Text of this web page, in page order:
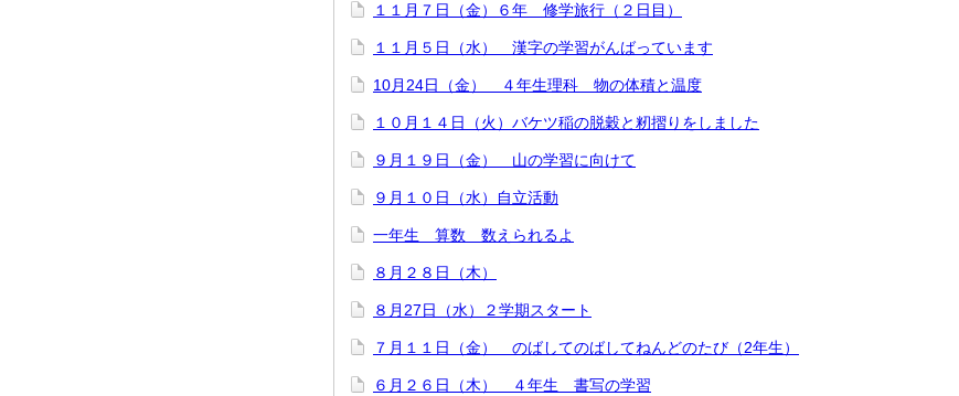
１１月７日（金）６年 修学旅行（２日目）
１１月５日（水） 漢字の学習がんばっています
10月24日（金） ４年生理科 物の体積と温度
１０月１４日（火）バケツ稲の脱穀と籾摺りをしました
９月１９日（金） 山の学習に向けて
９月１０日（水）自立活動
一年生 算数 数えられるよ
８月２８日（木）
８月27日（水）２学期スタート
７月１１日（金） のばしてのばしてねんどのたび（2年生）
６月２６日（木） ４年生 書写の学習